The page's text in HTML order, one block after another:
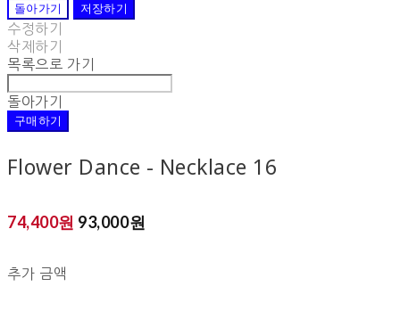
돌아가기
저장하기
수정하기
삭제하기
목록으로 가기
돌아가기
구매하기
Flower Dance - Necklace 16
74,400원 93,000원
추가 금액